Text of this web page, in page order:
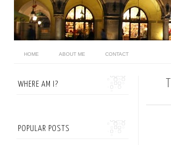
HOME ABOUT ME CONTACT
WHERE AM I?
POPULAR POSTS